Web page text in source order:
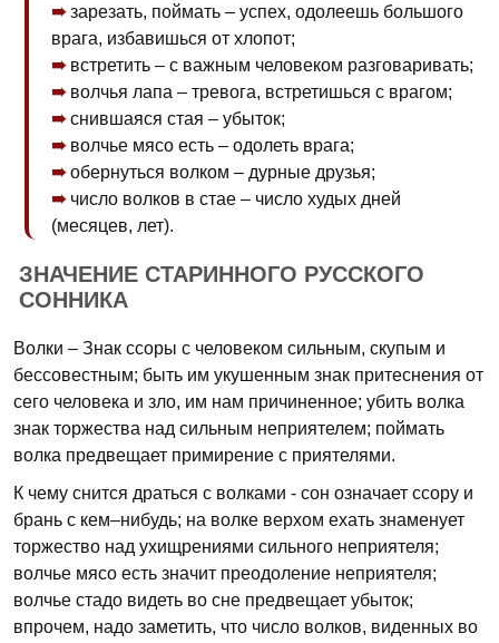
зарезать, поймать – успех, одолеешь большого
врага, избавишься от хлопот;
встретить – с важным человеком разговаривать;
волчья лапа – тревога, встретишься с врагом;
снившаяся стая – убыток;
волчье мясо есть – одолеть врага;
обернуться волком – дурные друзья;
число волков в стае – число худых дней
(месяцев, лет).
ЗНАЧЕНИЕ СТАРИННОГО РУССКОГО
СОННИКА
Волки – Знак ссоры с человеком сильным, скупым и
бессовестным; быть им укушенным знак притеснения от
сего человека и зло, им нам причиненное; убить волка
знак торжества над сильным неприятелем; поймать
волка предвещает примирение с приятелями.
К чему снится драться с волками - сон означает ссору и
брань с кем–нибудь; на волке верхом ехать знаменует
торжество над ухищрениями сильного неприятеля;
волчье мясо есть значит преодоление неприятеля;
волчье стадо видеть во сне предвещает убыток;
впрочем, надо заметить, что число волков, виденных во